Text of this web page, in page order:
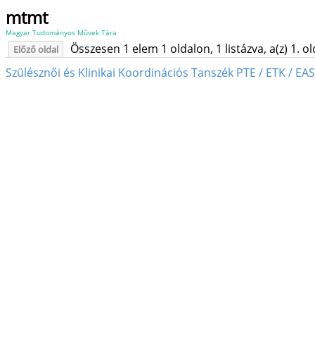
mtmt
Magyar Tudományos Művek Tára
Előző oldal
Összesen 1 elem 1 oldalon, 1 listázva, a(z) 1.
Szülésznői és Klinikai Koordinációs Tanszék PTE / ETK /